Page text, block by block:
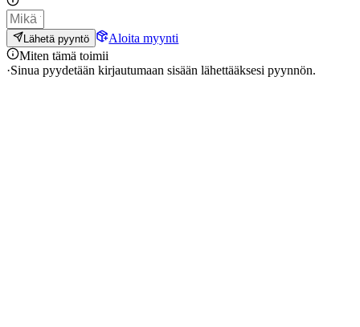
Lähetä pyyntö
Aloita myynti
Miten tämä toimii
·Sinua pyydetään kirjautumaan sisään lähettääksesi pyynnön.